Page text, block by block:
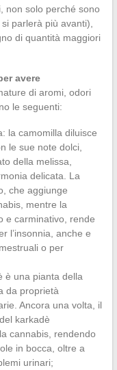
non solo perché sono
parlerà più avanti),
di quantità maggiori
avere
di aromi, odori
le seguenti:
la camomilla diluisce
le sue note dolci,
della melissa,
delicata. La
che aggiunge
mentre la
e carminativo, rende
l’insonnia, anche e
o per
è una pianta della
da proprietà
Ancora una volta, il
karkadè
cannabis, rendendo
in bocca, oltre a
urinari;